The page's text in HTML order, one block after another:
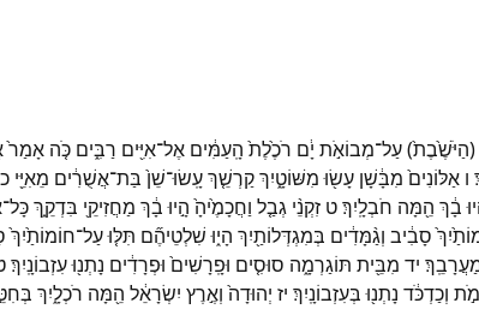
(הַיֹּשֶׁ֙בֶת֙)עַל־מְבוֹאֹ֣ת יָ֔ם רֹכֶ֙לֶת֙ הָֽעַמִּ֔ים אֶל־אִיִּ֖ים רַבִּ֑ים כֹּ֤ה אָמַר֙
ו אַלּוֹנִים֙ מִבָּ֔שָׁן עָשׂ֖וּ מִשּׁוֹטָ֑יִךְקַרְשֵׁ֤ךְעָֽשׂוּ־שֵׁן֙ בַּת־אֲשֻׁרִ֔ים מֵאִיֵּ֖י
בָ֔ךְ הֵ֖מָּה חֹבְלָֽיִךְ׃ט זִקְנֵ֨י גְבַ֤ל וַחֲכָמֶ֙יהָ֙ הָ֣יוּ בָ֔ךְ מַחֲזִיקֵ֖י בִּדְקֵ֑ךְכָּל־
סָבִ֔יב וְגַ֨מָּדִ֔ים בְּמִגְדְּלוֹתַ֖יִךְ הָי֑וּ שִׁלְטֵיהֶ֞ם תִּלּ֤וּעַל־חוֹמוֹתַ֙יִךְ֙
יד מִבֵּ֖ית תּוֹגַרְמָ֑ה סוּסִ֤ים וּפָֽרָשִׁים֙ וּפְרָדִ֔ים נָתְנ֖וּעִזְבוֹנָֽיִךְ׃
וְכַדְכֹּ֔ד נָתְנ֖וּ בְּעִזְבוֹנָֽיִךְ׃ יז יְהוּדָה֙ וְאֶ֣רֶץ יִשְׂרָאֵ֔ל הֵ֖מָּה רֹכְלָ֑יִךְ